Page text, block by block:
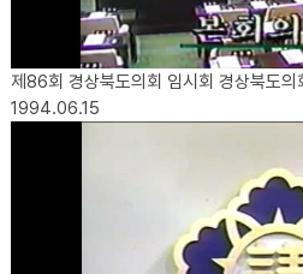
제86회 경상북도의회 임시회 경상북도의
1994.06.15